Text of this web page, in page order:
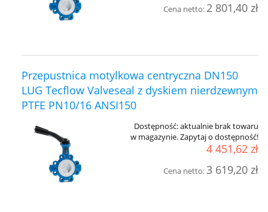
Cena netto: 2 801,40 zł
Przepustnica motylkowa centryczna DN150
LUG Tecflow Valveseal z dyskiem nierdzewnym
PTFE PN10/16 ANSI150
Dostępność:aktualnie brak towaru
w magazynie. Zapytaj o dostępność!
4 451,62 zł
Cena netto:3 619,20 zł